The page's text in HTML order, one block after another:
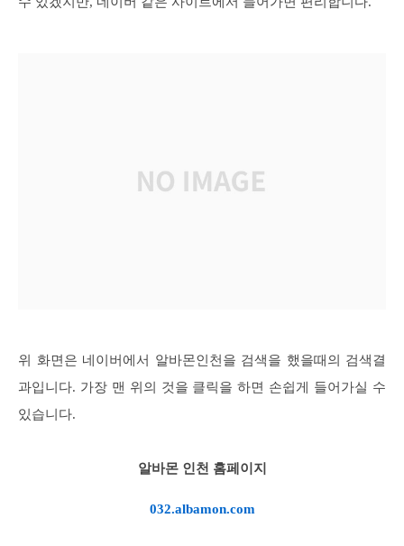
위 화면은 네이버에서 알바몬인천을 검색을 했을때의 검색결
과입니다. 가장 맨 위의 것을 클릭을 하면 손쉽게 들어가실 수
있습니다.
알바몬 인천 홈페이지
032.albamon.com